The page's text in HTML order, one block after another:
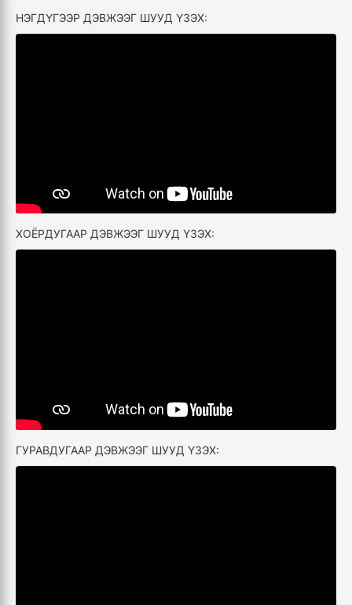
НЭГДҮГЭЭР ДЭВЖЭЭГ ШУУД ҮЗЭХ:
ХОЁРДУГААР ДЭВЖЭЭГ ШУУД ҮЗЭХ:
ГУРАВДУГААР ДЭВЖЭЭГ ШУУД ҮЗЭХ: